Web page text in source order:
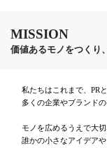
価値あるモノをつくり
MISSION
私たちはこれまで、PR
多くの企業やブランド
モノを広めるうえで大切
誰かの小さなアイデアや